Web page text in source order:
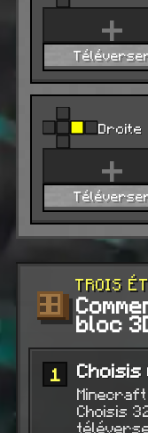
+
Droite
+
TROIS
bloc
1
Choisis